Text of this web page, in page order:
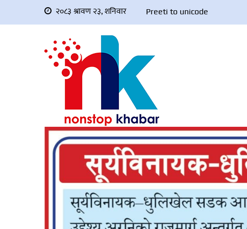
२०८३ श्रावण २३, शनिवार Preeti to unicode